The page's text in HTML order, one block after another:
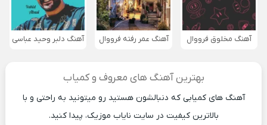
آهنگ مخلوق فرووال آهنگ عمر رفته فرووال آهنگ دلبر وحید عباسی
بهترین آهنگ های معروف و کمیاب
آهنگ های کمیابی که دنبالشون هستید رو میتونید به راحتی و با
بالاترین کیفیت در سایت نایاب موزیک، پیدا کنید.